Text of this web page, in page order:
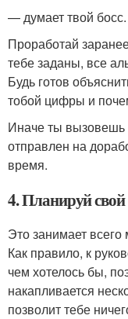
— думает твой босс.
Проработай
тебе заданы, все
Будь готов
тобой цифры и
Иначе ты
отправлен на
время.
4. Планируй свой
Это занимает
Как правило, к
чем хотелось бы,
накапливается
позволит тебе